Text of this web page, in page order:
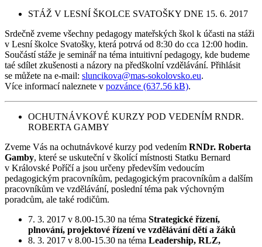
STÁŽ V LESNÍ ŠKOLCE SVATOŠKY DNE 15. 6. 2017
Srdečně zveme všechny pedagogy mateřských škol k účasti na stáži
v Lesní školce Svatošky, která potrvá od 8:30 do cca 12:00 hodin.
Součástí stáže je seminář na téma intuitivní pedagogy, kde budeme
taé sdílet zkušenosti a názory na předškolní vzdělávání. Přihlásit
se můžete na e-mail: sluncikova@mas-sokolovsko.eu.
Více informací naleznete v pozvánce (637.56 kB).
OCHUTNÁVKOVÉ KURZY POD VEDENÍM RNDR.
ROBERTA GAMBY
Zveme Vás na ochutnávkové kurzy pod vedením RNDr. Roberta
Gamby, které se uskuteční v školící místnosti Statku Bernard
v Královské Poříčí a jsou určeny především vedoucím
pedagogickým pracovníkům, pedagogickým pracovníkům a dalším
pracovníkům ve vzdělávání, poslední téma pak výchovným
poradcům, ale také rodičům.
7. 3. 2017 v 8.00-15.30 na téma Strategické řízení,
plnování, projektové řízení ve vzdělávání dětí a žáků
8. 3. 2017 v 8.00-15.30 na téma Leadership, RLZ,